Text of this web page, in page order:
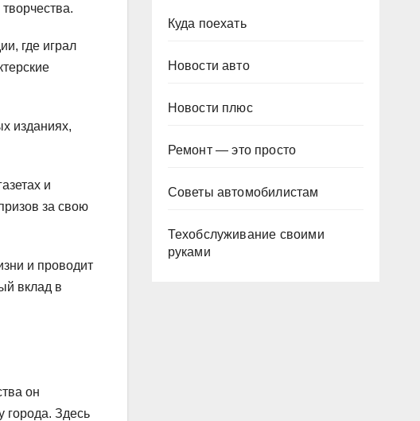
где играл
изданиях,
и
за свою
и проводит
вклад в
он
города. Здесь
Куда поехать
Новости авто
Новости плюс
Ремонт — это просто
Советы автомобилистам
Техобслуживание своими
руками